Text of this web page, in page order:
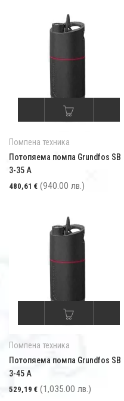
Помпена техника
Потопяема помпа Grundfos SB
3-35 A
480,61 € (940.00 лв.)
Помпена техника
Потопяема помпа Grundfos SB
3-45 A
529,19 € (1,035.00 лв.)